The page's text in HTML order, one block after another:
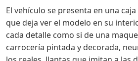
El vehículo se presenta en una
que deja ver el modelo en su
cada detalle como si de una
carrocería pintada y decorada,